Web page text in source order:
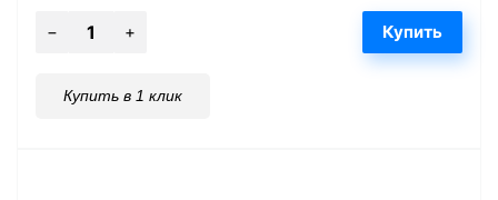
Купить в 1 клик